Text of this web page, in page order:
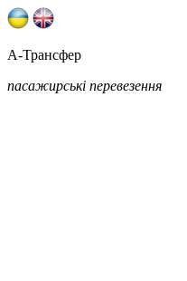
А-Трансфер
пасажирські перевезення